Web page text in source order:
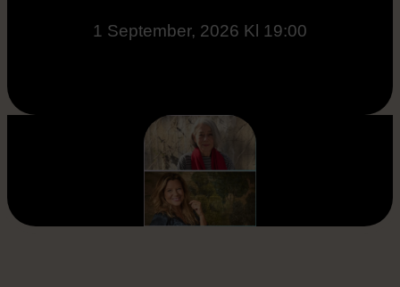
1 September, 2026 Kl 19:00